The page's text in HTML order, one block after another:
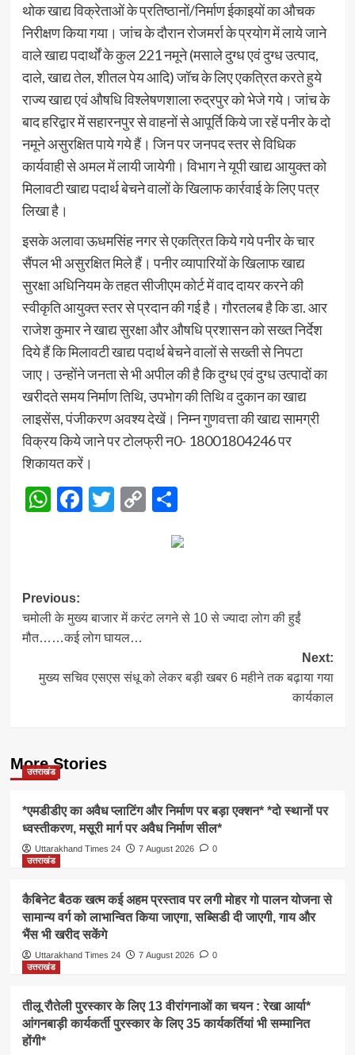
थोक खाद्य विक्रेताओं के प्रतिष्ठानों/निर्माण ईकाइयों का औचक
निरीक्षण किया गया। जांच के दौरान रोजमर्रा के प्रयोग में लाये जाने
वाले खाद्य पदार्थों के कुल 221 नमूने (मसाले दुग्ध एवं दुग्ध उत्पाद,
दाले, खाद्य तेल, शीतल पेय आदि) जॉच के लिए एकत्रित करते हुये
राज्य खाद्य एवं औषधि विश्लेषणशाला रुद्रपुर को भेजे गये। जांच के
बाद हरिद्वार में सहारनपुर से वाहनों से आपूर्ति किये जा रहें पनीर के दो
नमूने असुरक्षित पाये गये हैं। जिन पर जनपद स्तर से विधिक
कार्यवाही से अमल में लायी जायेगी। विभाग ने यूपी खाद्य आयुक्त को
मिलावटी खाद्य पदार्थ बेचने वालों के खिलाफ कार्रवाई के लिए पत्र
लिखा है।
इसके अलावा ऊधमसिंह नगर से एकत्रित किये गये पनीर के चार
सैंपल भी असुरक्षित मिले हैं। पनीर व्यापारियों के खिलाफ खाद्य
सुरक्षा अधिनियम के तहत सीजीएम कोर्ट में वाद दायर करने की
स्वीकृति आयुक्त स्तर से प्रदान की गई है। गौरतलब है कि डा. आर
राजेश कुमार ने खाद्य सुरक्षा और औषधि प्रशासन को सख्त निर्देश
दिये हैं कि मिलावटी खाद्य पदार्थ बेचने वालों से सख्ती से निपटा
जाए। उन्होंने जनता से भी अपील की है कि दुग्ध एवं दुग्ध उत्पादों का
खरीदते समय निर्माण तिथि, उपभोग की तिथि व दुकान का खाद्य
लाइसेंस, पंजीकरण अवश्य देखें। निम्न गुणवत्ता की खाद्य सामग्री
विक्रय किये जाने पर टोलफ्री न0- 18001804246 पर
शिकायत करें।
WhatsApp
Facebook
Twitter
CopyShare
Post
navigation
Previous:
चमोली के मुख्य बाजार में करंट लगने से 10 से ज्यादा लोग की हुईं
मौत……कई लोग घायल…
Next:
मुख्य सचिव एसएस संधू को लेकर बड़ी खबर 6 महीने तक बढ़ाया गया
कार्यकाल
More Stories
उत्तराखंड
*एमडीडीए का अवैध प्लाटिंग और निर्माण पर बड़ा एक्शन* *दो स्थानों पर
ध्वस्तीकरण, मसूरी मार्ग पर अवैध निर्माण सील*
Uttarakhand Times 24 7 August 2026
0
उत्तराखंड
कैबिनेट बैठक खत्म कई अहम प्रस्ताव पर लगी मोहर गो पालन योजना से
सामान्य वर्ग को लाभान्वित किया जाएगा, सब्सिडी दी जाएगी, गाय और
भैंस भी खरीद सकेंगे
Uttarakhand Times 24 7 August 2026
0
उत्तराखंड
तीलू रौतेली पुरस्कार के लिए 13 वीरांगनाओं का चयन : रेखा आर्या*
आंगनबाड़ी कार्यकर्ती पुरस्कार के लिए 35 कार्यकर्तियां भी सम्मानित
होंगी*